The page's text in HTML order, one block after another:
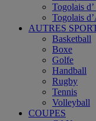
Togolais
Togolais
AUTRES
Basketball
Boxe
Golfe
Handball
Rugby
Tennis
Volleyball
COUPES